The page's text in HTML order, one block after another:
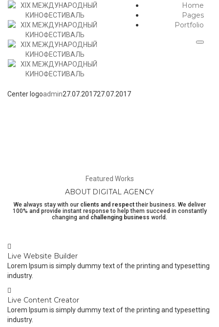
Home
Pages
Portfolio
Center logoadmin27.07.201727.07.2017
Featured Works
ABOUT DIGITAL AGENCY
We always stay with our clients and respecttheir business. We deliver
100% and provide instant response to help them succeed in constantly
changing and challenging business world.
Live Website Builder
Lorem Ipsum is simply dummy text of the printing and typesetting
industry.
Live Content Creator
Lorem Ipsum is simply dummy text of the printing and typesetting
industry.